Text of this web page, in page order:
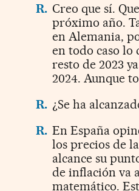
R. Creo que sí.
próximo año.
en Alemania,
en todo caso lo
resto de 2023
2024. Aunque
R. ¿Se ha
R. En España
los precios de
alcance su
de inflación va
matemático.